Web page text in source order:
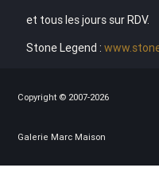
et tous les jours sur RDV.
Stone Legend :
Copyright © 2007-2026
Galerie Marc Maison